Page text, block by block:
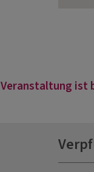
ist